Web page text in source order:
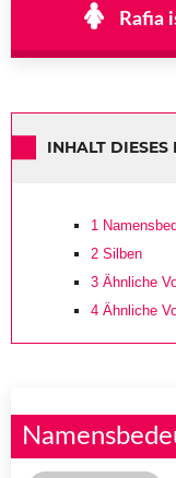
Rafia
INHALT DIESES
1
2 Silben
3 Ähnliche
4 Ähnliche